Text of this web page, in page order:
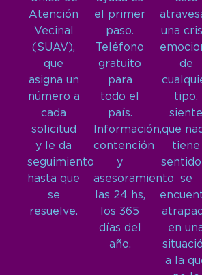
Atención
Vecinal
(SUAV),
que
asigna un
número a
cada
solicitud
y le da
seguimiento
hasta que
se
resuelve.
el primer
paso.
Teléfono
gratuito
para
todo el
país.
Información,
contención
y
asesoramiento
las 24 hs,
los 365
días del
año.
una
de
tipo,
siente
que
tiene
se
en
a la